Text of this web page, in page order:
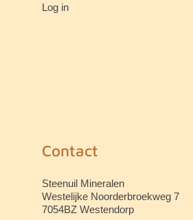
Log in
Contact
Steenuil Mineralen
Westelijke Noorderbroekweg 7
7054BZ Westendorp